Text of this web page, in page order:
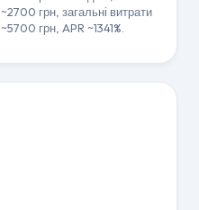
~2700 грн, загальні витрати
~5700 грн, APR ~1341%.